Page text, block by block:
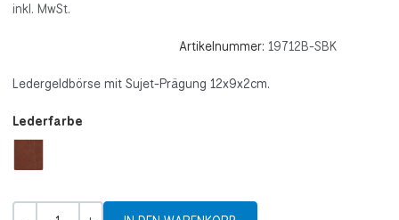
inkl. MwSt.
Artikelnummer: 19712B-SBK
Ledergeldbörse mit Sujet-Prägung 12x9x2cm.
Lederfarbe